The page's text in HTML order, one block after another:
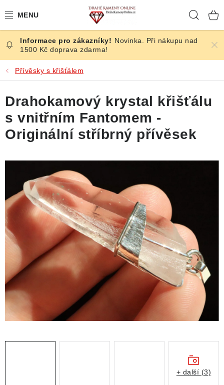
na
ČESKÉ KAMENY
ŠPERKY
KAMENY ZE SVĚTA
BROUŠENÉ
KRYSTALY
ČLÁNKY
NALEZIŠTĚ
NÁŠ PŘÍBĚH
VIDEOGALERIE
Novinka. Při nákupu nad
1500 Kč doprava zdarma!
Přívěsky s křišťálem
Drahokamový krystal křišťálu
s vnitřním Fantomem -
Originální stříbrný přívěsek
+ další (3)